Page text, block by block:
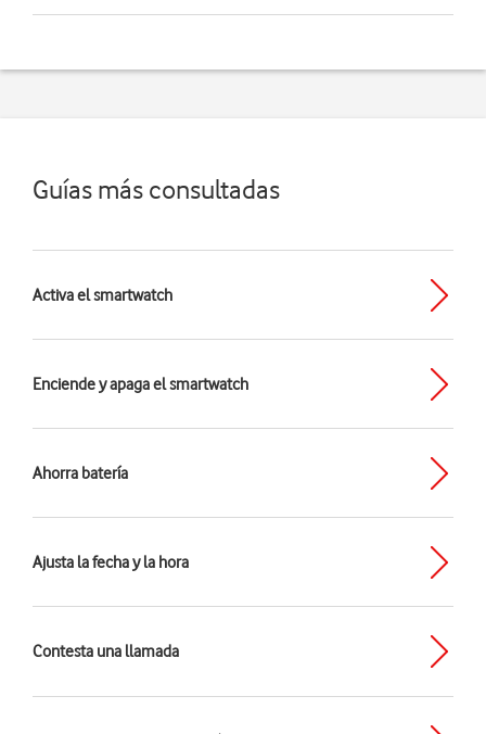
Guías más consultadas
Activa el smartwatch
Enciende y apaga el smartwatch
Ahorra batería
Ajusta la fecha y la hora
Contesta una llamada